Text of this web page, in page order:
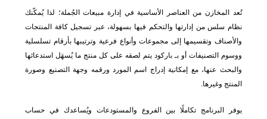
تُعد المخازن من العناصر الأساسية في إدارة مبيعات الجُملة؛ لذا يُمكّنك
نظام سلس من إدارتها والتحكم فيها بسهولة، عبر تسجيل كافة المنتجات
والأصناف وتقسيمها إلى مجموعات وأنواع فرعية وترتيبها بأرقام تسلسلية
ووسوم التصنيفات أو بـ باركود يتم لصقه على كل منتج ما يُسهَل استدعائها
والبحث عنها، مع إمكانية إدراج اسم المورد ورقمه وجهة التصنيع وصورة
المنتج وغيرها.
يوفر البرنامج تكاملًا بين الفروع والمستودعات ويُساعدك في حساب